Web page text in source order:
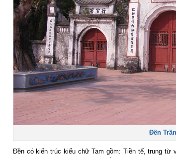
Đền Trần
Đền có kiến trúc kiểu chữ Tam gồm: Tiền tế, trung từ